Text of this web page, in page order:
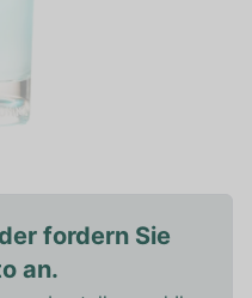
fordern Sie
an.